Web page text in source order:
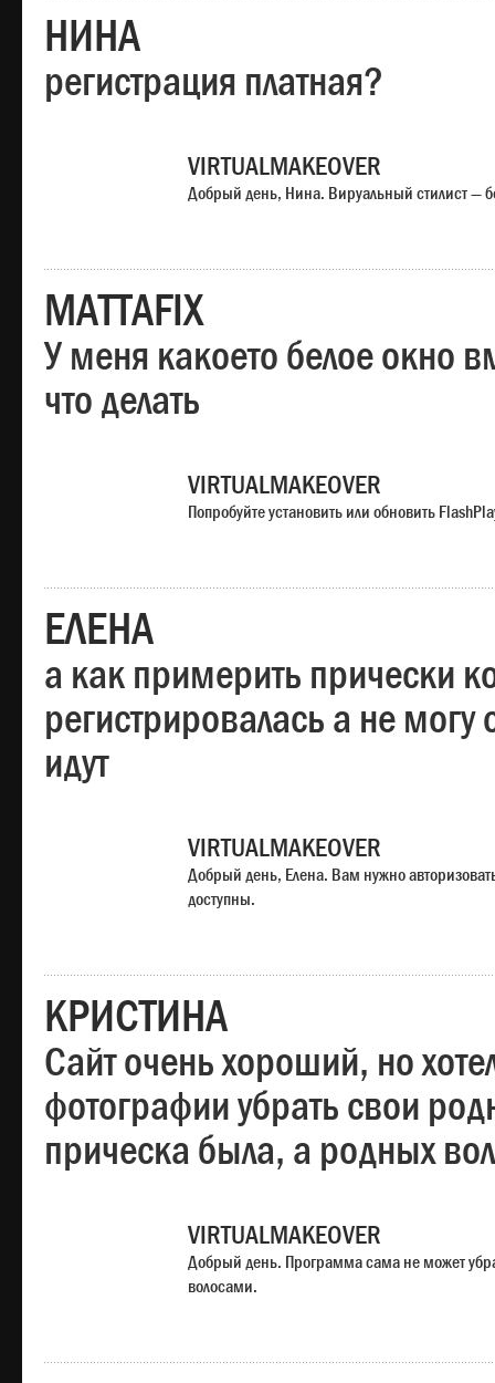
НИНА
регистрация платная?
VIRTUALMAKEOVER
Добрый день, Нина. Вируальный стилист —
MATTAFIX
У меня какоето белое окно
что делать
VIRTUALMAKEOVER
Попробуйте установить или обновить
ЕЛЕНА
а как примерить прически
регистрировалась а не
идут
VIRTUALMAKEOVER
Добрый день, Елена. Вам нужно
доступны.
КРИСТИНА
Сайт очень хороший, но
фотографии убрать свои
прическа была, а родных
VIRTUALMAKEOVER
Добрый день. Программа сама не может
волосами.